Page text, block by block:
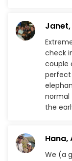
Janet,
check
couple
perfect
normal
the
Hana,
We (a